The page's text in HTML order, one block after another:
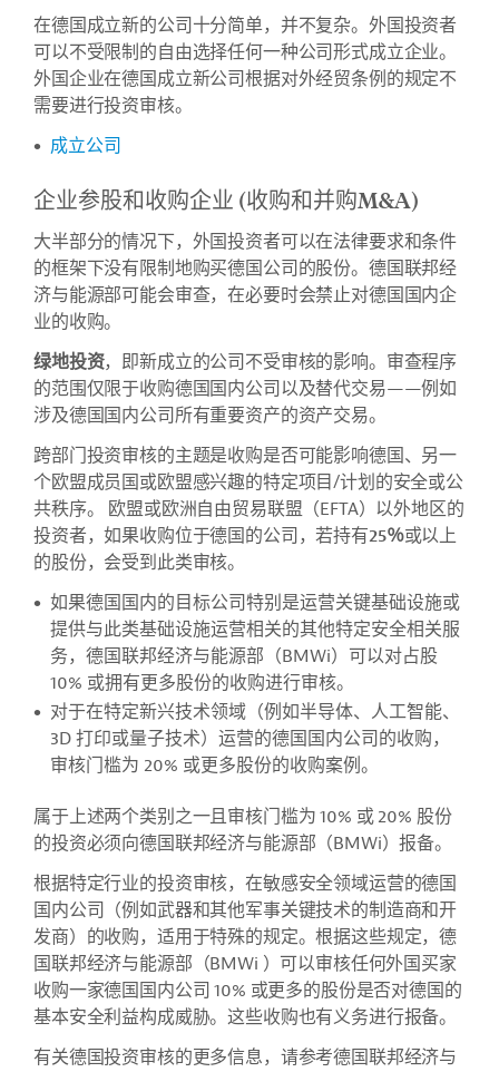
在德国成立新的公司十分简单，并不复杂。外国投资者
可以不受限制的自由选择任何一种公司形式成立企业。
外国企业在德国成立新公司根据对外经贸条例的规定不
需要进行投资审核。
成立公司
企业参股和收购企业 (收购和并购M&A)
大半部分的情况下，外国投资者可以在法律要求和条件
的框架下没有限制地购买德国公司的股份。德国联邦经
济与能源部可能会审查，在必要时会禁止对德国国内企
业的收购。
绿地投资，即新成立的公司不受审核的影响。审查程序
的范围仅限于收购德国国内公司以及替代交易——例如
涉及德国国内公司所有重要资产的资产交易。
跨部门投资审核的主题是收购是否可能影响德国、另一
个欧盟成员国或欧盟感兴趣的特定项目/计划的安全或公
共秩序。 欧盟或欧洲自由贸易联盟（EFTA）以外地区的
投资者，如果收购位于德国的公司，若持有25％或以上
的股份，会受到此类审核。
如果德国国内的目标公司特别是运营关键基础设施或
提供与此类基础设施运营相关的其他特定安全相关服
务，德国联邦经济与能源部（BMWi）可以对占股
10% 或拥有更多股份的收购进行审核。
对于在特定新兴技术领域（例如半导体、人工智能、
3D 打印或量子技术）运营的德国国内公司的收购，
审核门槛为 20% 或更多股份的收购案例。
属于上述两个类别之一且审核门槛为 10% 或 20% 股份
的投资必须向德国联邦经济与能源部（BMWi）报备。
根据特定行业的投资审核，在敏感安全领域运营的德国
国内公司（例如武器和其他军事关键技术的制造商和开
发商）的收购，适用于特殊的规定。根据这些规定，德
国联邦经济与能源部（BMWi ）可以审核任何外国买家
收购一家德国国内公司 10% 或更多的股份是否对德国的
基本安全利益构成威胁。这些收购也有义务进行报备。
有关德国投资审核的更多信息，请参考德国联邦经济与